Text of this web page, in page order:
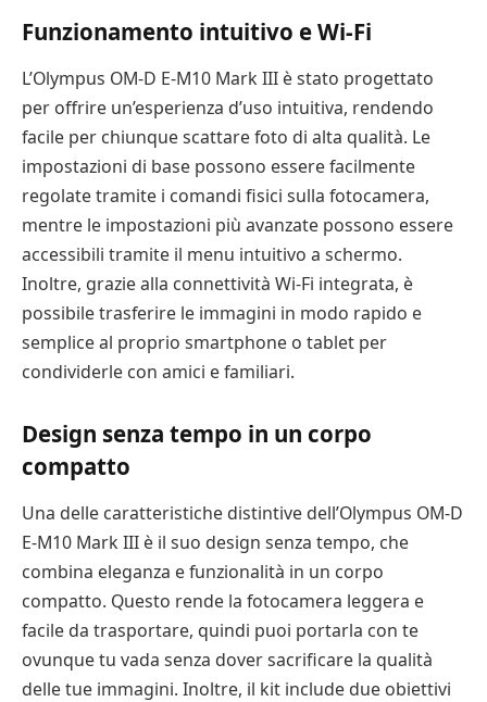
Funzionamento intuitivo e Wi-Fi
L’Olympus OM-D E-M10 Mark III è stato progettato
per offrire un’esperienza d’uso intuitiva, rendendo
facile per chiunque scattare foto di alta qualità. Le
impostazioni di base possono essere facilmente
regolate tramite i comandi fisici sulla fotocamera,
mentre le impostazioni più avanzate possono essere
accessibili tramite il menu intuitivo a schermo.
Inoltre, grazie alla connettività Wi-Fi integrata, è
possibile trasferire le immagini in modo rapido e
semplice al proprio smartphone o tablet per
condividerle con amici e familiari.
Design senza tempo in un corpo
compatto
Una delle caratteristiche distintive dell’Olympus OM-D
E-M10 Mark III è il suo design senza tempo, che
combina eleganza e funzionalità in un corpo
compatto. Questo rende la fotocamera leggera e
facile da trasportare, quindi puoi portarla con te
ovunque tu vada senza dover sacrificare la qualità
delle tue immagini. Inoltre, il kit include due obiettivi